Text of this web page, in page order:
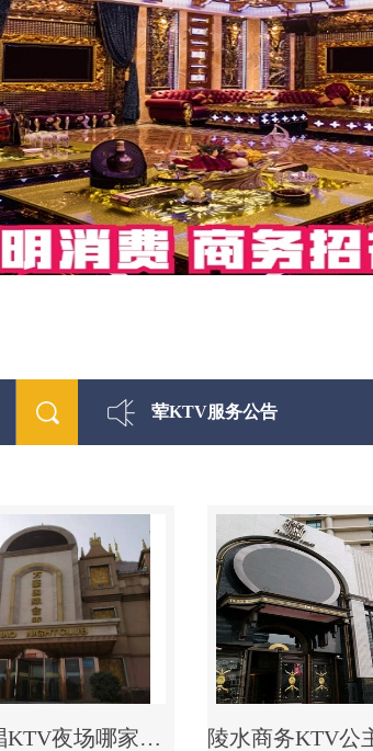
荤KTV服务公告
陵水摸摸唱KTV夜场哪家好玩开放-万豪国际KTV消费客户点评